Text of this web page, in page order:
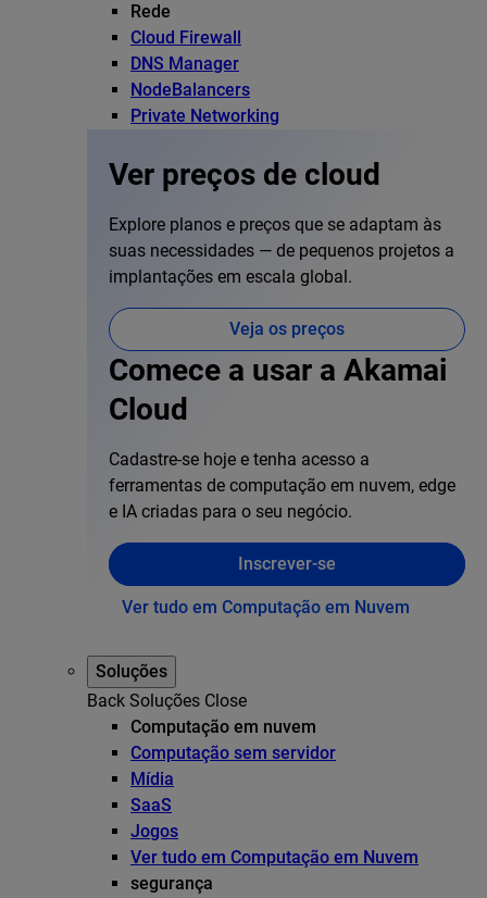
Rede
Cloud Firewall
DNS Manager
NodeBalancers
Private Networking
Ver preços de cloud
Explore planos e preços que se adaptam às
suas necessidades — de pequenos projetos a
implantações em escala global.
Veja os preços
Comece a usar a Akamai
Cloud
Cadastre-se hoje e tenha acesso a
ferramentas de computação em nuvem, edge
e IA criadas para o seu negócio.
Inscrever-se
Ver tudo em Computação em Nuvem
Soluções
Back Soluções Close
Computação em nuvem
Computação sem servidor
Mídia
SaaS
Jogos
Ver tudo em Computação em Nuvem
segurança